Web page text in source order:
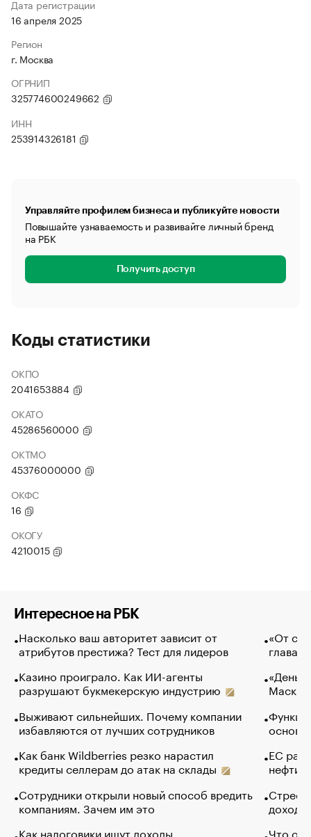
Дата регистрации
16 апреля 2025
Регион
г. Москва
ОГРНИП
325774600249662
ИНН
253914326181
Управляйте профилем бизнеса и публикуйте новости
Повышайте узнаваемость и развивайте личный бренд
на РБК
Получить доступ
Коды статистики
ОКПО
2041653884
ОКАТО
45286560000
ОКТМО
45376000000
ОКФС
16
ОКОГУ
4210015
Интересное на РБК
Насколько ваш авторитет зависит от
атрибутов престижа? Тест для лидеров
Казино проиграло. Как ИИ-агенты
разрушают букмекерскую индустрию
Выживают сильнейших. Почему компании
избавляются от лучших сотрудников
Как банк Wildberries резко нарастил
кредиты селлерам до атак на склады
Сотрудники открыли новый способ вредить
компаниям. Зачем им это
Как налоговики ищут доходы
«От
глава
Маск в
основ
ЕС
нефти
Что